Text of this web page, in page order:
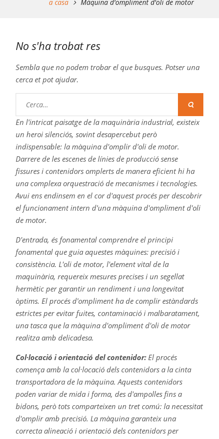
a casa Màquina d'ompliment d'oli de motor
No s'ha trobat res
Sembla que no podem trobar el que busques. Potser una
cerca et pot ajudar.
En l'intricat paisatge de la maquinària industrial, existeix
un heroi silenciós, sovint desapercebut però
indispensable: la màquina d'omplir d'oli de motor.
Darrere de les escenes de línies de producció sense
fissures i contenidors omplerts de manera eficient hi ha
una complexa orquestració de mecanismes i tecnologies.
Avui ens endinsem en el cor d'aquest procés per descobrir
el funcionament intern d'una màquina d'ompliment d'oli
de motor.
D'entrada, és fonamental comprendre el principi
fonamental que guia aquestes màquines: precisió i
consistència. L'oli de motor, l'element vital de la
maquinària, requereix mesures precises i un segellat
hermètic per garantir un rendiment i una longevitat
òptims. El procés d'ompliment ha de complir estàndards
estrictes per evitar fuites, contaminació i malbaratament,
una tasca que la màquina d'ompliment d'oli de motor
realitza amb delicadesa.
Col·locació i orientació del contenidor:El procés
comença amb la col·locació dels contenidors a la cinta
transportadora de la màquina. Aquests contenidors
poden variar de mida i forma, des d'ampolles fins a
bidons, però tots comparteixen un tret comú: la necessitat
d'omplir amb precisió. La màquina garanteix una
correcta alineació i orientació dels contenidors per